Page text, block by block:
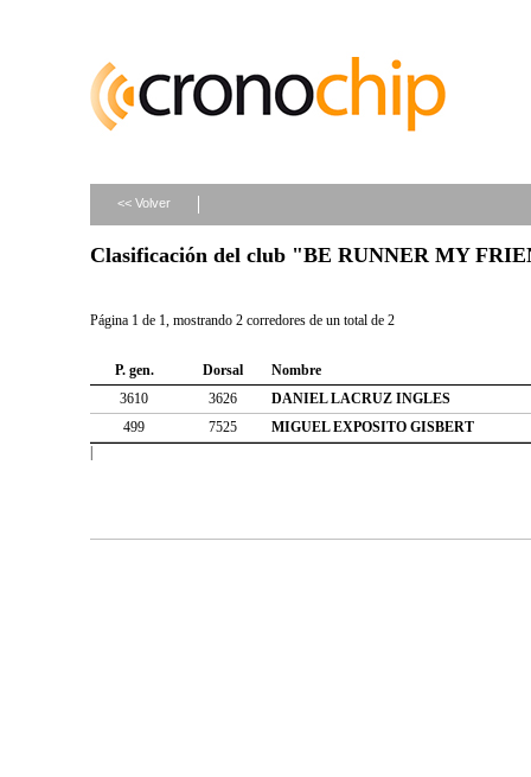
<< Volver
Clasificación del club "BE RUNNER MY
Página 1 de 1, mostrando 2 corredores de un total de 2
P. gen. Dorsal
Nombre
3610
3626
DANIEL LACRUZ INGLES
499
7525
MIGUEL EXPOSITO GISBERT
|